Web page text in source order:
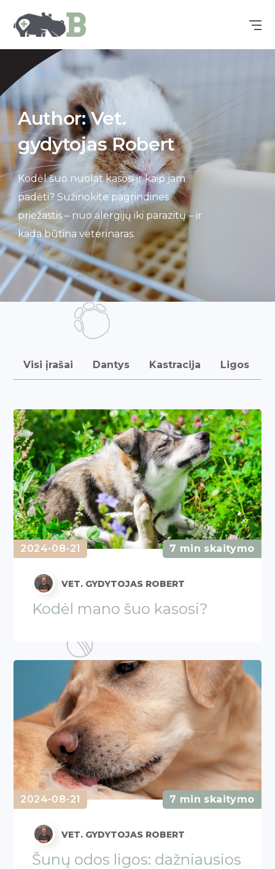
Author: Vet.
gydytojas Robert
Kodėl šuo nuolat kasosi ir kaip jam
padėti? Sužinokite pagrindines
priežastis – nuo alergijų iki parazitų – ir
kada būtina veterinaras.
Visi įrašai Dantys Kastracija Ligos
2024-08-21 7 min skaitymo
VET. GYDYTOJAS ROBERT
Kodėl mano šuo kasosi?
2024-08-21 7 min skaitymo
VET. GYDYTOJAS ROBERT
Šunų odos ligos: dažniausios